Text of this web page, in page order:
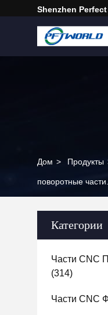
Shenzhen
Дом > Продукты
поворотные
Категории
Части CNC
(314)
Части CNC